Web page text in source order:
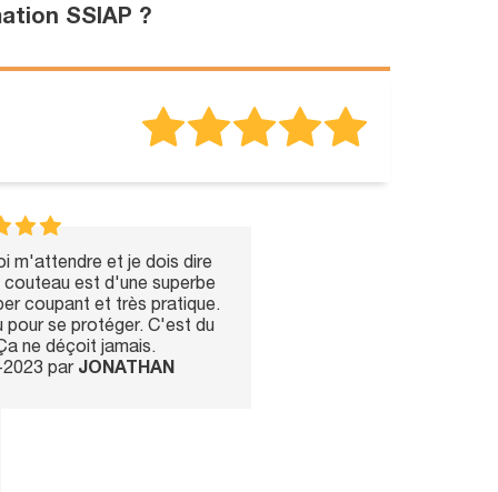
SSIAP ?
m'attendre et je dois dire
couteau est d'une superbe
coupant et très pratique.
pour se protéger. C'est du
ne déçoit jamais.
par JONATHAN